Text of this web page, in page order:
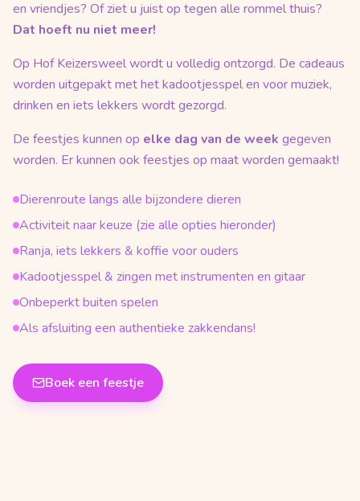
en vriendjes? Of ziet u juist op tegen alle rommel thuis?
Dat hoeft nu niet meer!
Op Hof Keizersweel wordt u volledig ontzorgd. De cadeaus
worden uitgepakt met het kadootjesspel en voor muziek,
drinken en iets lekkers wordt gezorgd.
De feestjes kunnen op elke dag van de week gegeven
worden. Er kunnen ook feestjes op maat worden gemaakt!
Dierenroute langs alle bijzondere dieren
Activiteit naar keuze (zie alle opties hieronder)
Ranja, iets lekkers & koffie voor ouders
Kadootjesspel & zingen met instrumenten en gitaar
Onbeperkt buiten spelen
Als afsluiting een authentieke zakkendans!
Boek een feestje